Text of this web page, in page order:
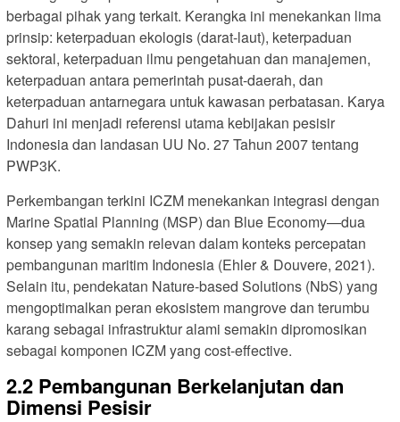
berbagai pihak yang terkait. Kerangka ini menekankan lima
prinsip: keterpaduan ekologis (darat-laut), keterpaduan
sektoral, keterpaduan ilmu pengetahuan dan manajemen,
keterpaduan antara pemerintah pusat-daerah, dan
keterpaduan antarnegara untuk kawasan perbatasan. Karya
Dahuri ini menjadi referensi utama kebijakan pesisir
Indonesia dan landasan UU No. 27 Tahun 2007 tentang
PWP3K.
Perkembangan terkini ICZM menekankan integrasi dengan
Marine Spatial Planning (MSP) dan Blue Economy—dua
konsep yang semakin relevan dalam konteks percepatan
pembangunan maritim Indonesia (Ehler & Douvere, 2021).
Selain itu, pendekatan Nature-based Solutions (NbS) yang
mengoptimalkan peran ekosistem mangrove dan terumbu
karang sebagai infrastruktur alami semakin dipromosikan
sebagai komponen ICZM yang cost-effective.
2.2 Pembangunan Berkelanjutan dan
Dimensi Pesisir